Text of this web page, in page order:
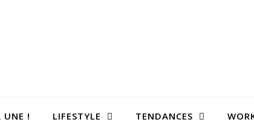
UNE ! LIFESTYLE TENDANCES